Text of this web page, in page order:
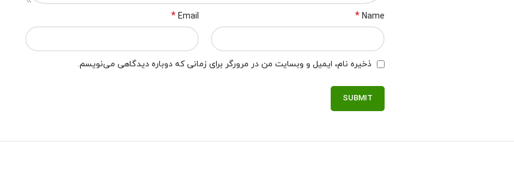
Name
*
Email
*
ذخیره نام، ایمیل و وبسایت من در مرورگر برای زمانی که دوباره دیدگاهی می‌نویسم.